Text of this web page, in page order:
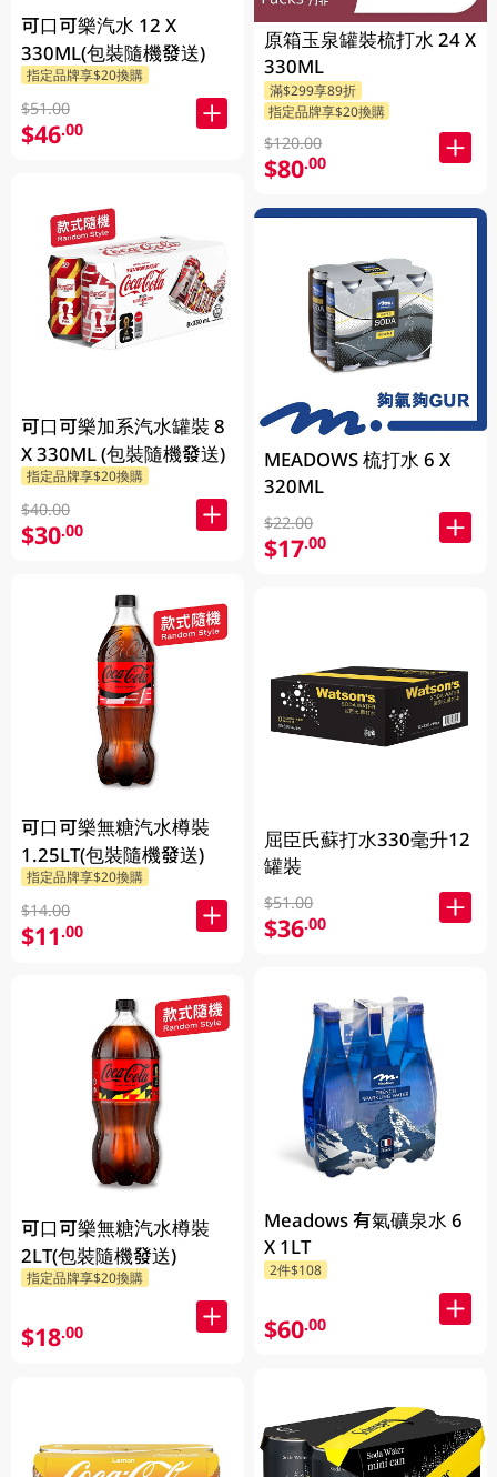
可口可樂汽水 12 X
330ML(包裝隨機發送)
指定品牌享$20換購
$51.00
$46.00
可口可樂加系汽水罐裝 8
X 330ML (包裝隨機發送)
指定品牌享$20換購
$40.00
$30.00
可口可樂無糖汽水樽裝
1.25LT(包裝隨機發送)
指定品牌享$20換購
$14.00
$11.00
可口可樂無糖汽水樽裝
2LT(包裝隨機發送)
指定品牌享$20換購
$18.00
原箱玉泉罐裝梳打水 24 X
330ML
滿$299享89折
指定品牌享$20換購
$120.00
$80.00
MEADOWS 梳打水 6 X
320ML
$22.00
$17.00
屈臣氏蘇打水330毫升12
罐裝
$51.00
$36.00
Meadows 有氣礦泉水 6
X 1LT
2件$108
$60.00